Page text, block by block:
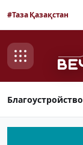
#Таза Қазақстан
Благоустройство